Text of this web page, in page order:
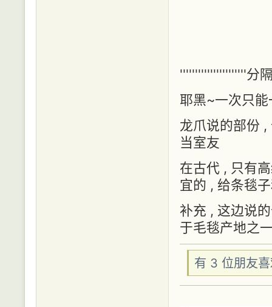
''''''''''''''''''''''分
耶黑~一次只
龙爪说的部份
当室友
在古代 , 只有
宜的 , 给条毯
补充 , 这边说
于毛毯产地之
有 3 位朋友